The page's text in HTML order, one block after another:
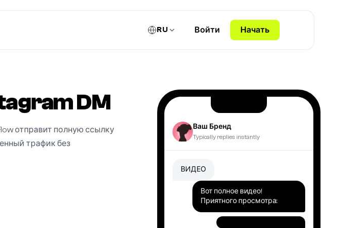
RU Войти Начать
DM
отправит полную ссылку
трафик без
Ваш Бренд
Typically replies instantly
ВИДЕО
Вот полное видео!
Приятного просмотра: